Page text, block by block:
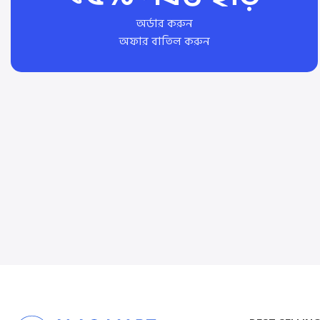
অর্ডার করুন
অফার বাতিল করুন